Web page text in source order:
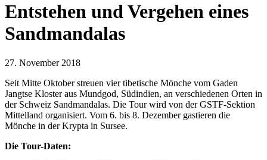
Entstehen und Vergehen eines
Sandmandalas
27. November 2018
Seit Mitte Oktober streuen vier tibetische Mönche vom Gaden
Jangtse Kloster aus Mundgod, Südindien, an verschiedenen Orten in
der Schweiz Sandmandalas. Die Tour wird von der GSTF-Sektion
Mittelland organisiert. Vom 6. bis 8. Dezember gastieren die
Mönche in der Krypta in Sursee.
Die Tour-Daten: